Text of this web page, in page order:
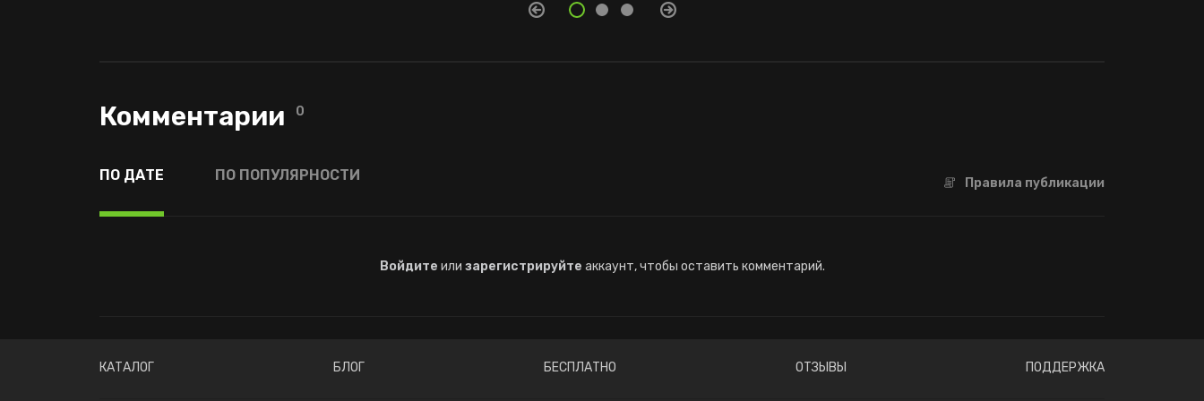
Комментарии 0
ПО ДАТЕ ПО ПОПУЛЯРНОСТИ Правила публикации
Войдите или зарегистрируйте аккаунт, чтобы оставить комментарий.
КАТАЛОГ БЛОГ БЕСПЛАТНО ОТЗЫВЫ ПОДДЕРЖКА